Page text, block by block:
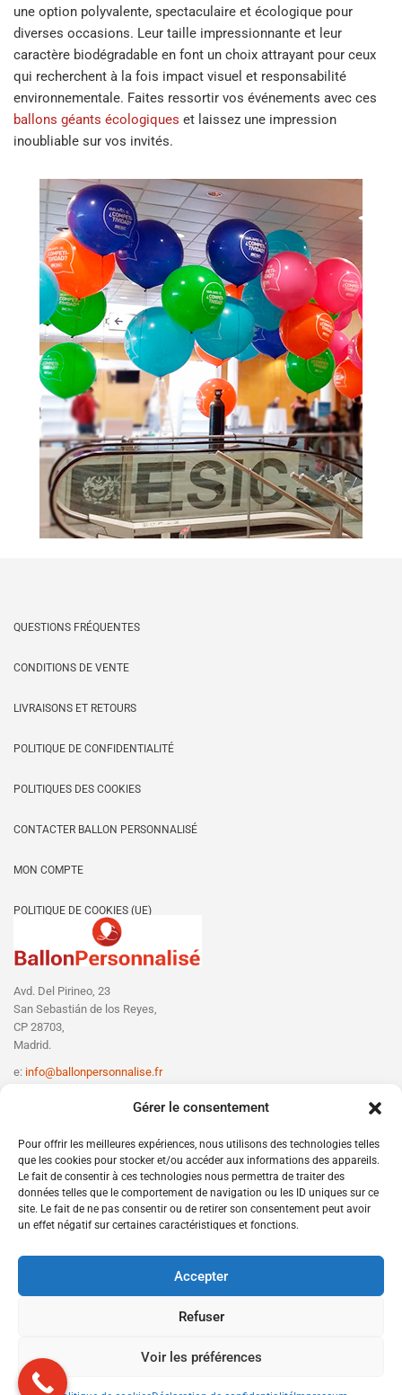
Gérer le consentement
Pour offrir les meilleures expériences, nous utilisons des technologies telles
que les cookies pour stocker et/ou accéder aux informations des appareils.
Le fait de consentir à ces technologies nous permettra de traiter des
données telles que le comportement de navigation ou les ID uniques sur ce
site. Le fait de ne pas consentir ou de retirer son consentement peut avoir
un effet négatif sur certaines caractéristiques et fonctions.
Accepter
Refuser
Voir les préférences
une option polyvalente, spectaculaire et écologique pour
diverses occasions. Leur taille impressionnante et leur
caractère biodégradable en font un choix attrayant pour ceux
qui recherchent à la fois impact visuel et responsabilité
environnementale. Faites ressortir vos événements avec ces
ballons géants écologiques et laissez une impression
inoubliable sur vos invités.
QUESTIONS FRÉQUENTES
CONDITIONS DE VENTE
LIVRAISONS ET RETOURS
POLITIQUE DE CONFIDENTIALITÉ
POLITIQUES DES COOKIES
CONTACTER BALLON PERSONNALISÉ
MON COMPTE
POLITIQUE DE COOKIES (UE)
Avd. Del Pirineo, 23
San Sebastián de los Reyes,
CP 28703,
Madrid.
e: info@ballonpersonnalise.fr